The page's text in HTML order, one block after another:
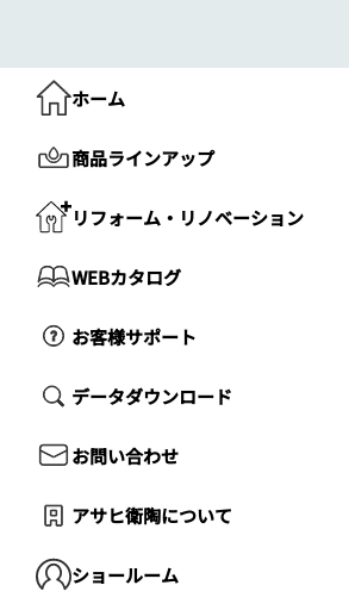
ホーム
商品ラインアップ
リフォーム・リノベーション
WEBカタログ
お客様サポート
データダウンロード
お問い合わせ
アサヒ衛陶について
ショールーム